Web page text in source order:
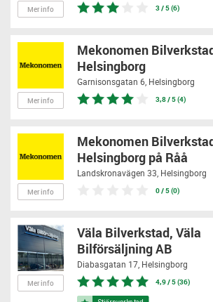
Mer info 3 / 5 (6)
Mer info
Mekonomen
Helsingborg
Garnisonsgatan 6, Helsingborg
3,8 / 5 (4)
Mer info
Mekonomen
Helsingborg på Råå
Landskronavägen 33, Helsingborg
0 / 5 (0)
Mer info
Väla Bilverkstad, Väla
Bilförsäljning AB
Diabasgatan 17, Helsingborg
4,9 / 5 (36)